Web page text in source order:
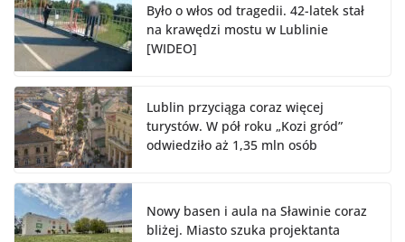
Było o włos od tragedii. 42-latek stał
na krawędzi mostu w Lublinie
[WIDEO]
Lublin przyciąga coraz więcej
turystów. W pół roku „Kozi gród”
odwiedziło aż 1,35 mln osób
Nowy basen i aula na Sławinie coraz
bliżej. Miasto szuka projektanta